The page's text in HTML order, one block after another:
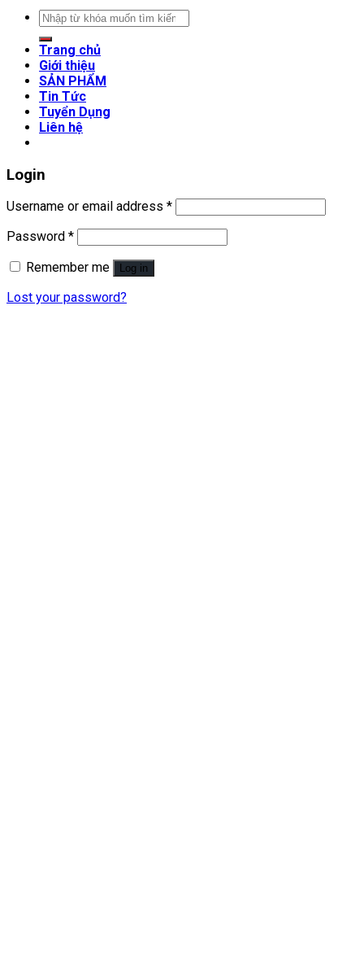
Search
for:
Trang chủ
Giới thiệu
SẢN PHẨM
Tin Tức
Tuyển Dụng
Liên hệ
Login
Username or email address *
Password *
Remember me
Log in
Lost your password?